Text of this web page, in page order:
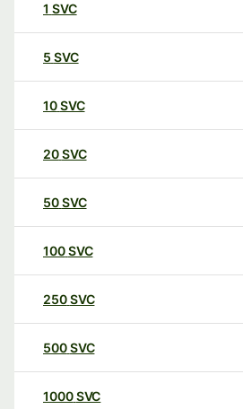
1 SVC
5 SVC
10SVC
20SVC
50SVC
100SVC
250SVC
500SVC
1000SVC